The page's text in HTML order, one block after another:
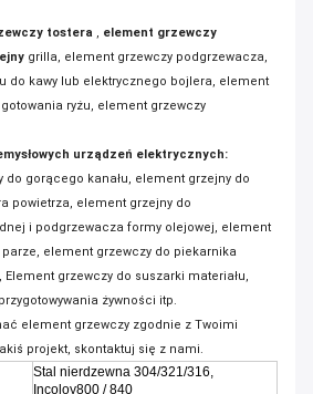
tostera , element grzewczy
grilla, element grzewczy podgrzewacza,
do kawy lub elektrycznego bojlera, element
ryżu, element grzewczy
urządzeń elektrycznych:
do gorącego kanału, element grzejny do
powietrza, element grzejny do
i podgrzewacza formy olejowej, element
element grzewczy do piekarnika
Element grzewczy do suszarki materiału,
żywności itp.
element grzewczy zgodnie z Twoimi
projekt, skontaktuj się z nami.
Stal nierdzewna 304/321/316,
Incoloy800 / 840